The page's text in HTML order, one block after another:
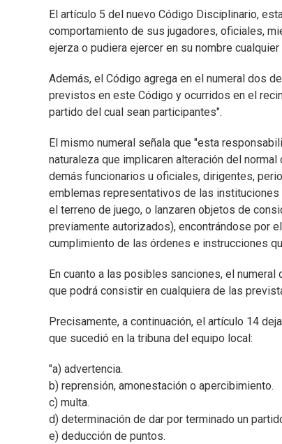
El artículo 5 del nuevo Código Disciplinario,
comportamiento de sus jugadores, oficiales,
ejerza o pudiera ejercer en su nombre
Además, el Código agrega en el numeral dos
previstos en este Código y ocurridos en el
partido del cual sean participantes".
El mismo numeral señala que "esta
naturaleza que implicaren alteración del
demás funcionarios u oficiales, dirigentes,
emblemas representativos de las
el terreno de juego, o lanzaren objetos de
previamente autorizados), encontrándose por
cumplimiento de las órdenes e instrucciones
En cuanto a las posibles sanciones, el
que podrá consistir en cualquiera de las
Precisamente, a continuación, el artículo 14
que sucedió en la tribuna del equipo local:
"a) advertencia.
b) reprensión, amonestación o apercibimiento.
c) multa.
d) determinación de dar por terminado un
e) deducción de puntos.